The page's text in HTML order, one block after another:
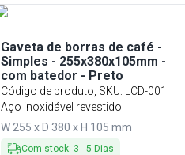
Gaveta de borras de café -
Simples - 255x380x105mm -
com batedor - Preto
Código de produto, SKU: LCD-001
Aço inoxidável revestido
W 255 x D 380 x H 105 mm
Com stock: 3 - 5 Dias